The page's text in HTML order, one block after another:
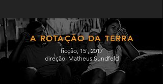
A ROTAÇÃO DA TERRA
ficção, 15', 2017
direção: Matheus Sundfeld